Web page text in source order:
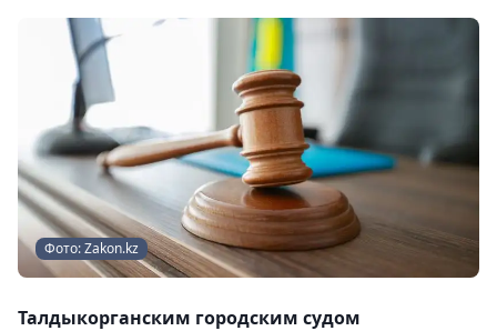
Фото: Zakon.kz
Талдыкорганским городским судом